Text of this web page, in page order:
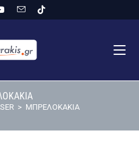
> ΜΠΡΕΛΟΚΑΚΙΑ